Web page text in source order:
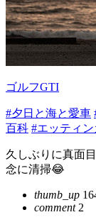
ゴルフGTI
#夕日と海と愛車
百科 #エッティ
久しぶりに真面
念に清掃😂
thumb_up
comment2